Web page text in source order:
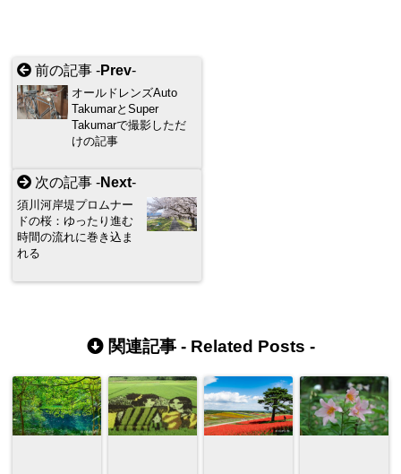
前の記事 -Prev-
オールドレンズAuto
TakumarとSuper
Takumarで撮影しただ
けの記事
次の記事 -Next-
須川河岸堤プロムナー
ドの桜：ゆったり進む
時間の流れに巻き込ま
れる
関連記事 - Related Posts -